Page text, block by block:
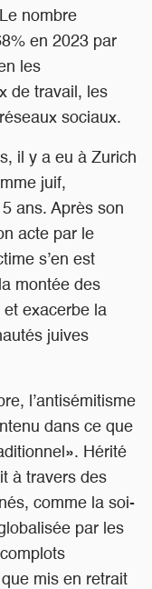
nombre
en 2023 par
les
de travail, les
sociaux.
il y a eu à Zurich
juif,
ans. Après son
acte par le
s’en est
montée des
exacerbe la
juives
l’antisémitisme
dans ce que
Hérité
à travers des
comme la soi-
par les
mis en retrait